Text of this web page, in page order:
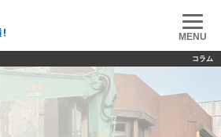
コラム